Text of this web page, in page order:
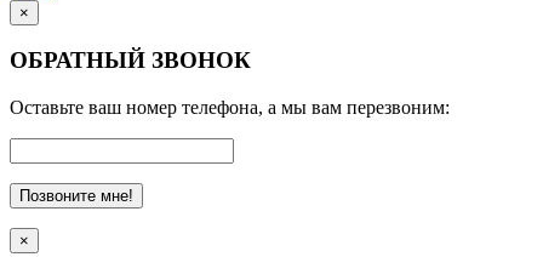
×
ОБРАТНЫЙ ЗВОНОК
Оставьте ваш номер телефона, а мы вам перезвоним:
Позвоните мне!
×